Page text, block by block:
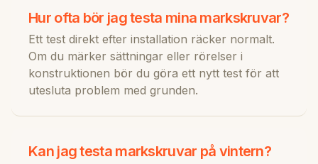
Hur ofta bör jag testa mina markskruvar?
Ett test direkt efter installation räcker normalt.
Om du märker sättningar eller rörelser i
konstruktionen bör du göra ett nytt test för att
utesluta problem med grunden.
Kan jag testa markskruvar på vintern?